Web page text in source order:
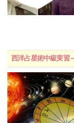
西洋占星術中級実習